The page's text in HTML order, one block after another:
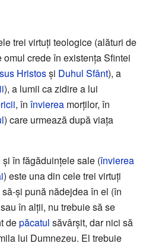
trei virtuți teologice (alături de
omul crede în existența Sfintei
Hristosși Duhul Sfânt), a
), a lumii ca zidire a lui
, în învierea morților, în
) care urmează după viața
și în făgăduințele sale (învierea
) este una din cele trei virtuți
și pună nădejdea în el (în
în alții, nu trebuie să se
depăcatul săvârșit, dar nici să
lui Dumnezeu. El trebuie